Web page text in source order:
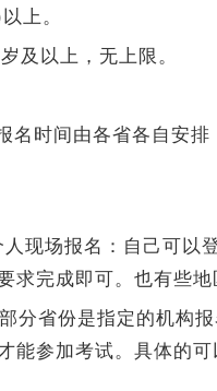
上。
及以上，无上限。
名时间由各省各自安
现场报名：自己可以
求完成即可。也有些
分省份是指定的机构
能参加考试。具体的